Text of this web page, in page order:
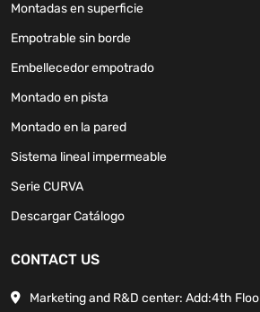
Montadas en superficie
Empotrable sin borde
Embellecedor empotrado
Montado en pista
Montado en la pared
Sistema lineal impermeable
Serie CURVA
Descargar Catálogo
CONTACT US
Marketing and R&D center: Add:4th